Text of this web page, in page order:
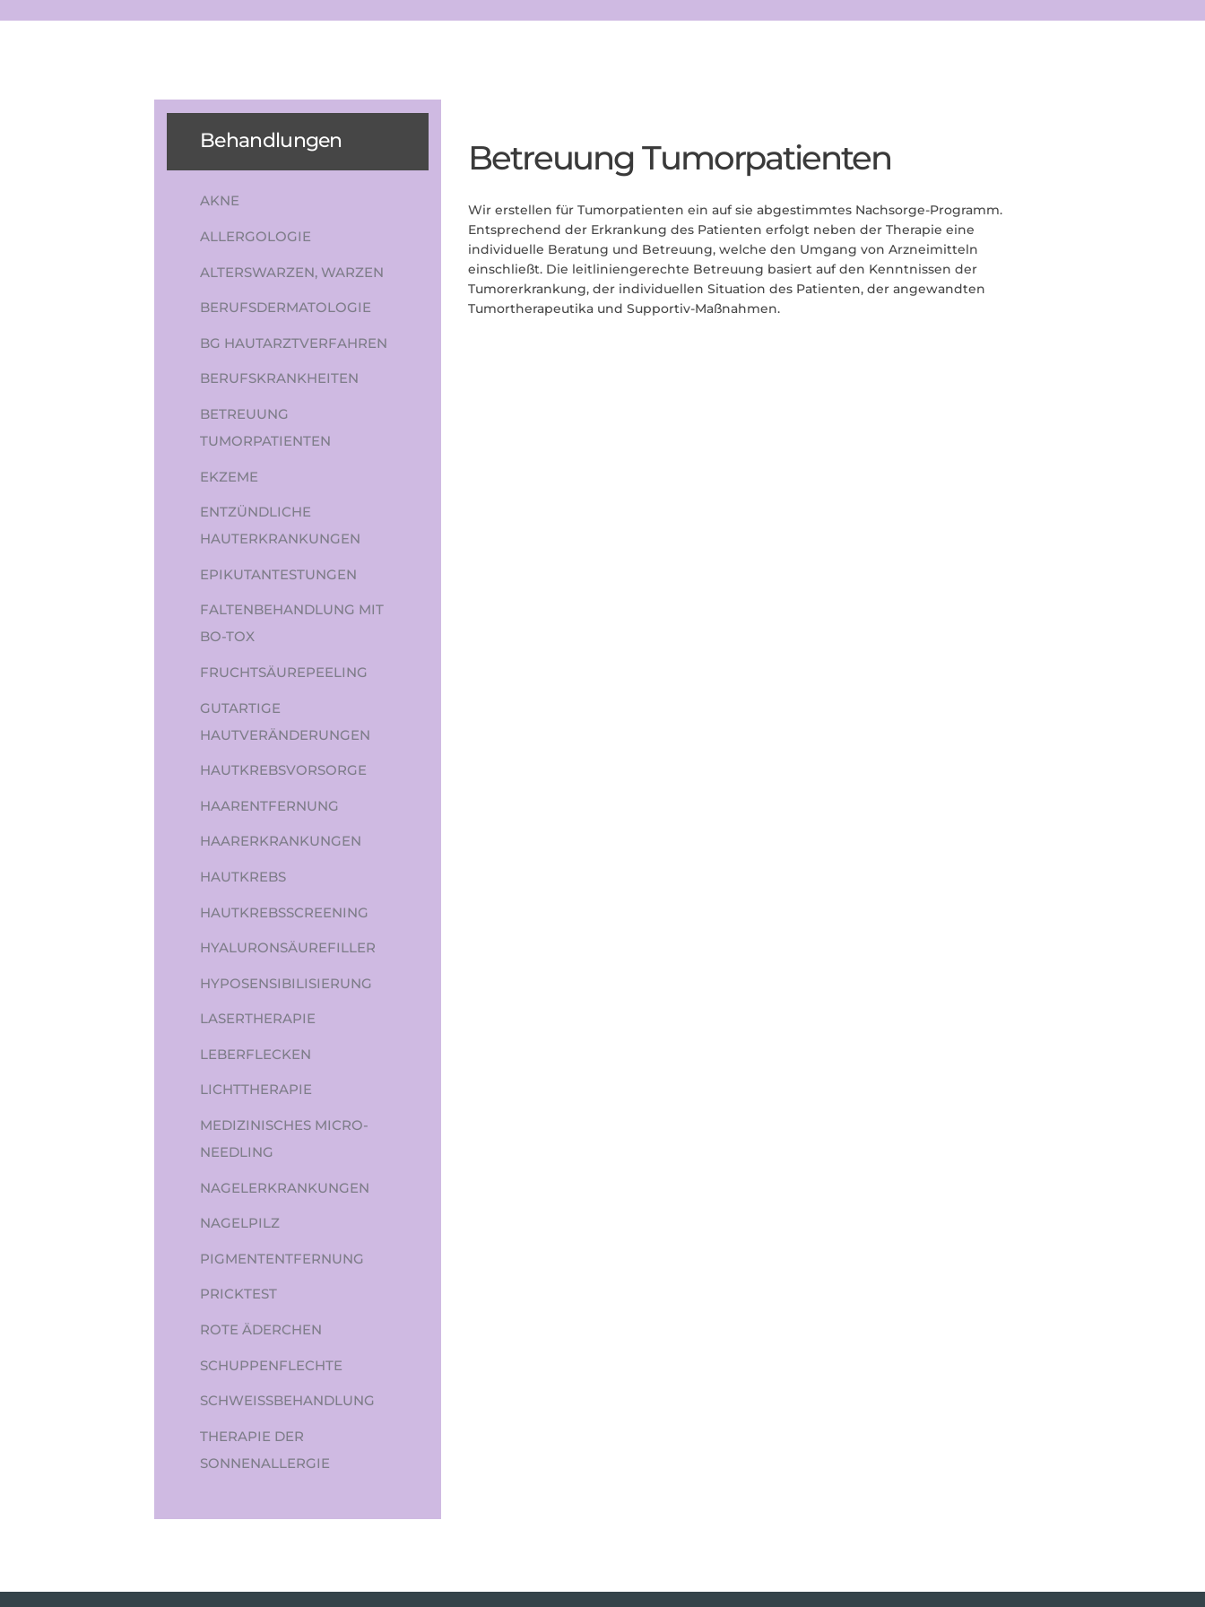
Betreuung Tumorpatienten
Wir erstellen für Tumorpatienten ein auf sie abgestimmtes Nachsorge-Programm.
Entsprechend der Erkrankung des Patienten erfolgt neben der Therapie eine
individuelle Beratung und Betreuung, welche den Umgang von Arzneimitteln
einschließt. Die leitliniengerechte Betreuung basiert auf den Kenntnissen der
Tumorerkrankung, der individuellen Situation des Patienten, der angewandten
Tumortherapeutika und Supportiv-Maßnahmen.
Behandlungen
AKNE
ALLERGOLOGIE
ALTERSWARZEN, WARZEN
BERUFSDERMATOLOGIE
BG HAUTARZTVERFAHREN
BERUFSKRANKHEITEN
BETREUUNG
TUMORPATIENTEN
EKZEME
ENTZÜNDLICHE
HAUTERKRANKUNGEN
EPIKUTANTESTUNGEN
FALTENBEHANDLUNG MIT
BO-TOX
FRUCHTSÄUREPEELING
GUTARTIGE
HAUTVERÄNDERUNGEN
HAUTKREBSVORSORGE
HAARENTFERNUNG
HAARERKRANKUNGEN
HAUTKREBS
HAUTKREBSSCREENING
HYALURONSÄUREFILLER
HYPOSENSIBILISIERUNG
LASERTHERAPIE
LEBERFLECKEN
LICHTTHERAPIE
MEDIZINISCHES MICRO-
NEEDLING
NAGELERKRANKUNGEN
NAGELPILZ
PIGMENTENTFERNUNG
PRICKTEST
ROTE ÄDERCHEN
SCHUPPENFLECHTE
SCHWEISSBEHANDLUNG
THERAPIE DER
SONNENALLERGIE